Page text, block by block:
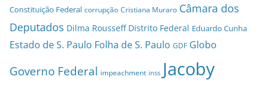
Constituição Federal corrupção Cristiana Muraro Câmara dos
Deputados Dilma Rousseff Distrito Federal Eduardo Cunha
Estado de S. Paulo Folha de S. Paulo GDF Globo
Governo Federal impeachment inss Jacoby